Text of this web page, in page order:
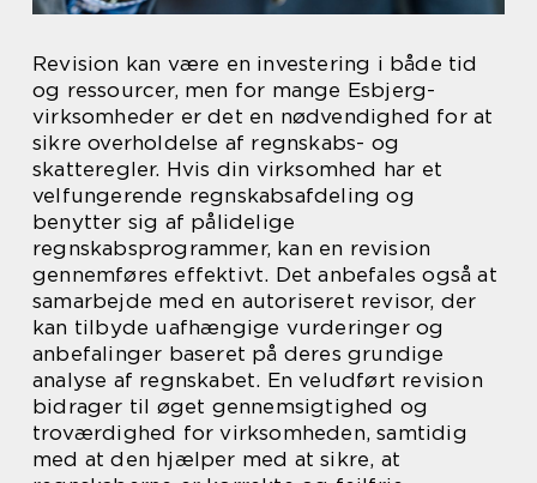
Revision kan være en investering i både tid
og ressourcer, men for mange Esbjerg-
virksomheder er det en nødvendighed for at
sikre overholdelse af regnskabs- og
skatteregler. Hvis din virksomhed har et
velfungerende regnskabsafdeling og
benytter sig af pålidelige
regnskabsprogrammer, kan en revision
gennemføres effektivt. Det anbefales også at
samarbejde med en autoriseret revisor, der
kan tilbyde uafhængige vurderinger og
anbefalinger baseret på deres grundige
analyse af regnskabet. En veludført revision
bidrager til øget gennemsigtighed og
troværdighed for virksomheden, samtidig
med at den hjælper med at sikre, at